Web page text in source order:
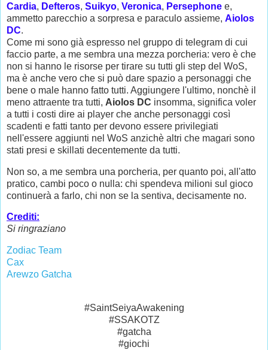
Cardia, Defteros, Suikyo, Veronica, Persephone e,
ammetto parecchio a sorpresa e paraculo assieme, Aiolos
DC.
Come mi sono già espresso nel gruppo di telegram di cui
faccio parte, a me sembra una mezza porcheria: vero è che
non si hanno le risorse per tirare su tutti gli step del WoS,
ma è anche vero che si può dare spazio a personaggi che
bene o male hanno fatto tutti. Aggiungere l'ultimo, nonchè il
meno attraente tra tutti, Aiolos DC insomma, significa voler
a tutti i costi dire ai player che anche personaggi così
scadenti e fatti tanto per devono essere privilegiati
nell'essere aggiunti nel WoS anzichè altri che magari sono
stati presi e skillati decentemente da tutti.
Non so, a me sembra una porcheria, per quanto poi, all'atto
pratico, cambi poco o nulla: chi spendeva milioni sul gioco
continuerà a farlo, chi non se la sentiva, decisamente no.
Crediti:
Si ringraziano
Zodiac Team
Cax
Arewzo Gatcha
#SaintSeiyaAwakening
#SSAKOTZ
#gatcha
#giochi